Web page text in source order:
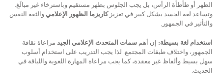
الظهر أو طأطأة الرأس، بل يجب الجلوس بظهر مستقيم وباسترخاء غير مبالَغ.
وتساعد لغة الجسد بشكل كبير في تعزيزكاريزما الظهور الإعلامي والثقة النفس
والتأثير في الجمهور.
استخدام لغة بسيطة: إن أهم سمات المتحدث الإعلامي الجيد مراعاة ثقافة
الجمهور، واختلاف طبقات المجتمع. لذا يجب التدريب على استخدام أسلوب
سهل بسيط وألفاظ غير معقدة، كما يجب مراعاة المهارة اللغوية واللباقة في
الحديث.